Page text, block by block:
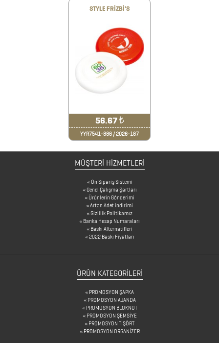
STYLE FRİZBİ'S
56.67₺
YYR7541-886 / 2026-187
MÜŞTERİ HİZMETLERİ
Ön Sipariş Sistemi
Genel Çalışma Şartları
Ürünlerin Gönderimi
Artan Adet indirimi
Gizlilik Politikamız
Banka Hesap Numaraları
Baskı Alternatifleri
2022 Baskı Fiyatları
ÜRÜN KATEGORILERI
PROMOSYON ŞAPKA
PROMOSYON AJANDA
PROMOSYON BLOKNOT
PROMOSYON ŞEMSİYE
PROMOSYON TİŞÖRT
PROMOSYON ORGANİZER